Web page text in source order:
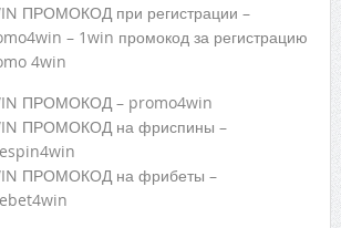
ПРОМОКОД при регистрации –
– 1win промокод за регистрацию
4win
ПРОМОКОД – promo4win
ПРОМОКОД на фриспины –
ПРОМОКОД на фрибеты –